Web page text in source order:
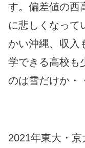
す。偏差値の西
に悲しくなって
かい沖縄、収入
学できる高校も
のは雪だけか・
2021年東大・